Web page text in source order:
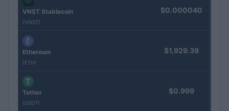
VNST Stablecoin
(VNST)
$0.000040
Ethereum
(ETH)
$1,929.39
Tether
(USDT)
$0.999